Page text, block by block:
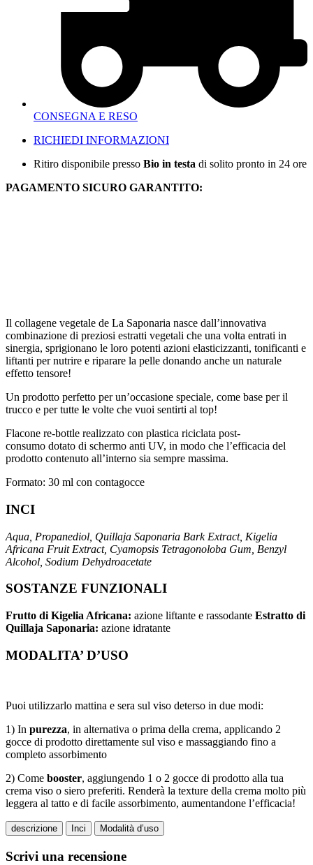
CONSEGNA E RESO
RICHIEDI INFORMAZIONI
Ritiro disponibile presso Bio in testa di solito pronto in 24 ore
PAGAMENTO SICURO GARANTITO:
Il collagene vegetale de La Saponaria nasce dall’innovativa
combinazione di preziosi estratti vegetali che una volta entrati in
sinergia, sprigionano le loro potenti azioni elasticizzanti, tonificanti e
liftanti per nutrire e riparare la pelle donando anche un naturale
effetto tensore!
Un prodotto perfetto per un’occasione speciale, come base per il
trucco e per tutte le volte che vuoi sentirti al top!
Flacone re-bottle realizzato con plastica riciclata post-
consumo dotato di schermo anti UV, in modo che l’efficacia del
prodotto contenuto all’interno sia sempre massima.
Formato: 30 ml con contagocce
INCI
Aqua, Propanediol, Quillaja Saponaria Bark Extract, Kigelia
Africana Fruit Extract, Cyamopsis Tetragonoloba Gum, Benzyl
Alcohol, Sodium Dehydroacetate
SOSTANZE FUNZIONALI
Frutto di Kigelia Africana: azione liftante e rassodante Estratto di
Quillaja Saponaria: azione idratante
MODALITA’ D’USO
Puoi utilizzarlo mattina e sera sul viso deterso in due modi:
1) In purezza, in alternativa o prima della crema, applicando 2
gocce di prodotto direttamente sul viso e massaggiando fino a
completo assorbimento
2) Come booster, aggiungendo 1 o 2 gocce di prodotto alla tua
crema viso o siero preferiti. Renderà la texture della crema molto più
leggera al tatto e di facile assorbimento, aumentandone l’efficacia!
descrizione Inci Modalità d’uso
Scrivi una recensione